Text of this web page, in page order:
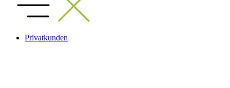
Privatkunden